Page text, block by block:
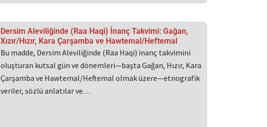
Dersim Aleviliğinde (Raa Haqi) İnanç Takvimi: Gağan,
Xızır/Hızır, Kara Çarşamba ve Hawtemal/Heftemal
Bu madde, Dersim Aleviliğinde (Raa Haqi) inanç takvimini
oluşturan kutsal gün ve dönemleri—başta Gağan, Hızır, Kara
Çarşamba ve Hawtemal/Heftemal olmak üzere—etnografik
veriler, sözlü anlatılar ve…